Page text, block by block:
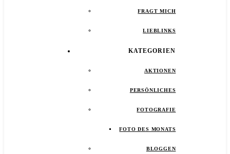
FRAGT MICH
LIEBLINKS
KATEGORIEN
AKTIONEN
PERSÖNLICHES
FOTOGRAFIE
FOTO DES MONATS
BLOGGEN